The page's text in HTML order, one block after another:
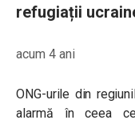
refugiații
acum 4 ani
ONG-urile din
alarmă în ceea